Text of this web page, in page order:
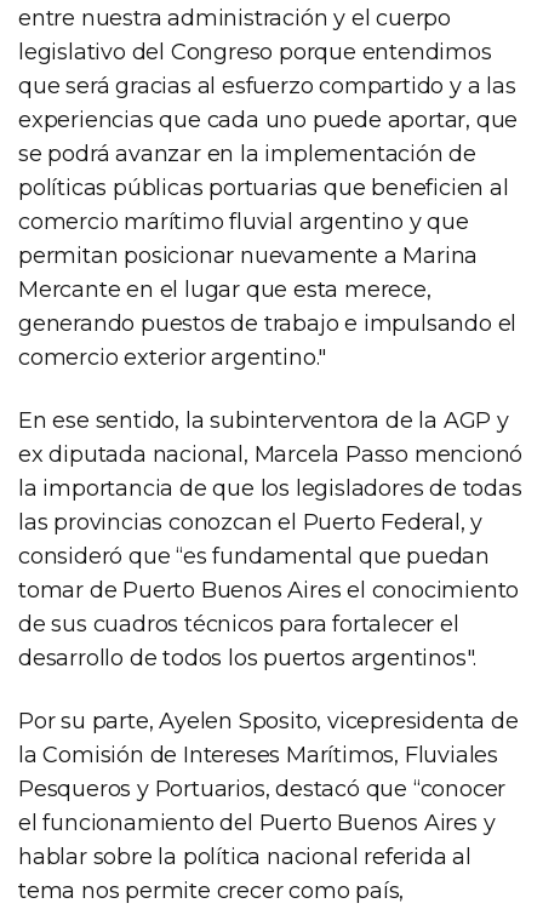
entre nuestra administración y el cuerpo
legislativo del Congreso porque entendimos
que será gracias al esfuerzo compartido y a las
experiencias que cada uno puede aportar, que
se podrá avanzar en la implementación de
políticas públicas portuarias que beneficien al
comercio marítimo fluvial argentino y que
permitan posicionar nuevamente a Marina
Mercante en el lugar que esta merece,
generando puestos de trabajo e impulsando el
comercio exterior argentino."
En ese sentido, la subinterventora de la AGP y
ex diputada nacional, Marcela Passo mencionó
la importancia de que los legisladores de todas
las provincias conozcan el Puerto Federal, y
consideró que “es fundamental que puedan
tomar de Puerto Buenos Aires el conocimiento
de sus cuadros técnicos para fortalecer el
desarrollo de todos los puertos argentinos".
Por su parte, Ayelen Sposito, vicepresidenta de
la Comisión de Intereses Marítimos, Fluviales
Pesqueros y Portuarios, destacó que “conocer
el funcionamiento del Puerto Buenos Aires y
hablar sobre la política nacional referida al
tema nos permite crecer como país,